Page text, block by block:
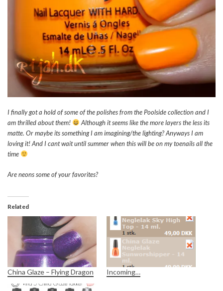
I finally got a hold of some of the polishes from the Poolside collection and I
am thrilled about them!
Although it seems like the more layers the less its
matte. Or maybe its something I am imagining/the lighting? Anyways I am
loving it! And I cant wait until summer when this will be on my toenails all the
time
Are neons some of your favorites?
Related
China Glaze – Flying Dragon Incoming…